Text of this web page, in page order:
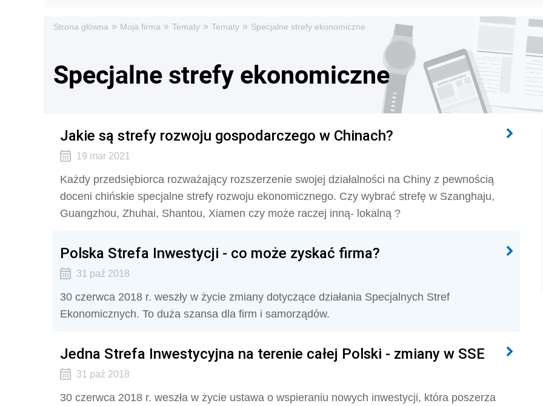
Strona główna » Moja firma » Tematy » Tematy » Specjalne strefy ekonomiczne
Specjalne strefy ekonomiczne
Jakie są strefy rozwoju gospodarczego w Chinach?
19 mar 2021
Każdy przedsiębiorca rozważający rozszerzenie swojej działalności na Chiny z pewnością
doceni chińskie specjalne strefy rozwoju ekonomicznego. Czy wybrać strefę w Szanghaju,
Guangzhou, Zhuhai, Shantou, Xiamen czy może raczej inną- lokalną ?
Polska Strefa Inwestycji - co może zyskać firma?
31 paź 2018
30 czerwca 2018 r. weszły w życie zmiany dotyczące działania Specjalnych Stref
Ekonomicznych. To duża szansa dla firm i samorządów.
Jedna Strefa Inwestycyjna na terenie całej Polski - zmiany w SSE
31 paź 2018
30 czerwca 2018 r. weszła w życie ustawa o wspieraniu nowych inwestycji, która poszerza